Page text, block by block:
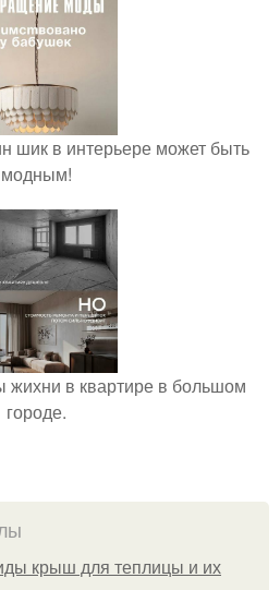
шик в интерьере может быть
модным!
в квартире в большом
городе.
крыш для теплицы и их